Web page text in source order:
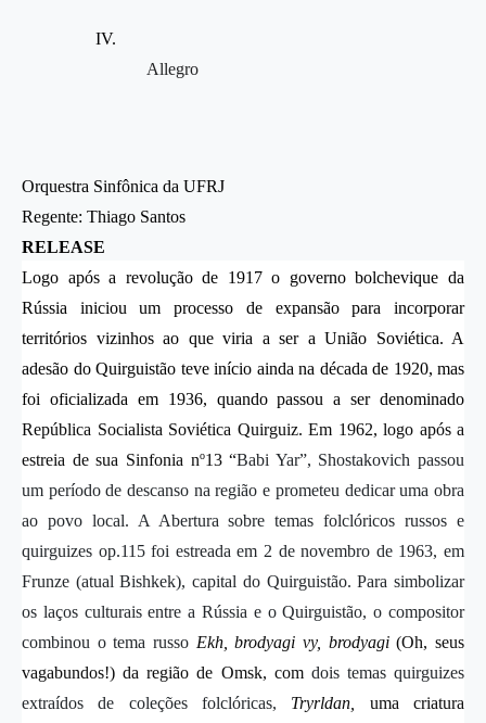
Allegro
Orquestra Sinfônica da UFRJ
Regente: Thiago Santos
RELEASE
Logo após a revolução de 1917 o governo bolchevique da
Rússia iniciou um processo de expansão para incorporar
territórios vizinhos ao que viria a ser a União Soviética. A
adesão do Quirguistão teve início ainda na década de 1920, mas
foi oficializada em 1936, quando passou a ser denominado
República Socialista Soviética Quirguiz. Em 1962, logo após a
estreia de sua Sinfonia no13 “Babi Yar”, Shostakovich passou
um período de descanso na região e prometeu dedicar uma obra
ao povo local. A Abertura sobre temas folclóricos russos e
quirguizes op.115 foi estreada em 2 de novembro de 1963, em
Frunze (atual Bishkek), capital do Quirguistão. Para simbolizar
os laços culturais entre a Rússia e o Quirguistão, o compositor
combinou o tema russo Ekh, brodyagi vy, brodyagi(Oh, seus
vagabundos!) da região de Omsk, com dois temas quirguizes
extraídos de coleções folclóricas, Tryrldan, uma criatura